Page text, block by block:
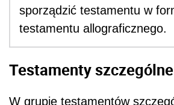
sporządzić testamentu w
testamentu allograficznego.
Testamenty szczególne
W grupie testamentów